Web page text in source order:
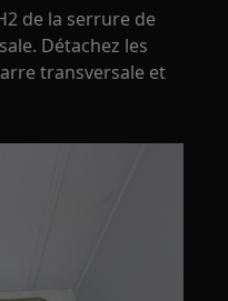
de la serrure de
Détachez les
transversale et